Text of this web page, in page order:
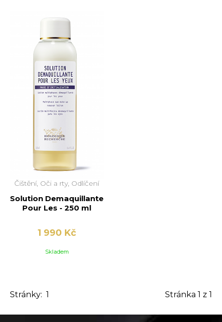
Čištění, Oči a rty, Odlíčení
Solution Demaquillante
Pour Les - 250 ml
1 990 Kč
Skladem
Stránky: 1 Stránka 1 z 1